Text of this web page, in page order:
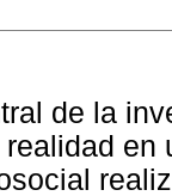
de la
en